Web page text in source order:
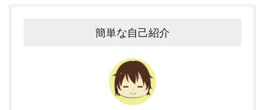
簡単な自己紹介